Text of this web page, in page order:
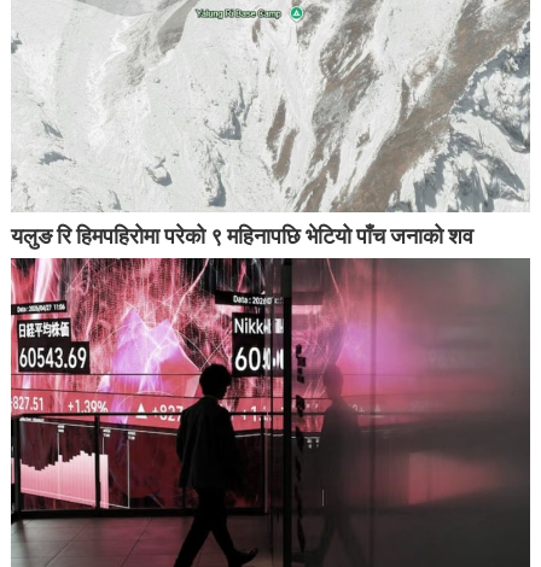
यलुङ रि हिमपहिरोमा परेको ९ महिनापछि भेटियो पाँच जनाको शव